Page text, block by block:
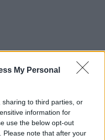
My Personal
to third parties, or
information for
use the below opt-out
Please note that after your
ότι υπήρξε ο
μηνυμάτων μέσω
θύμα σκευωρίας
στην αποστολή των